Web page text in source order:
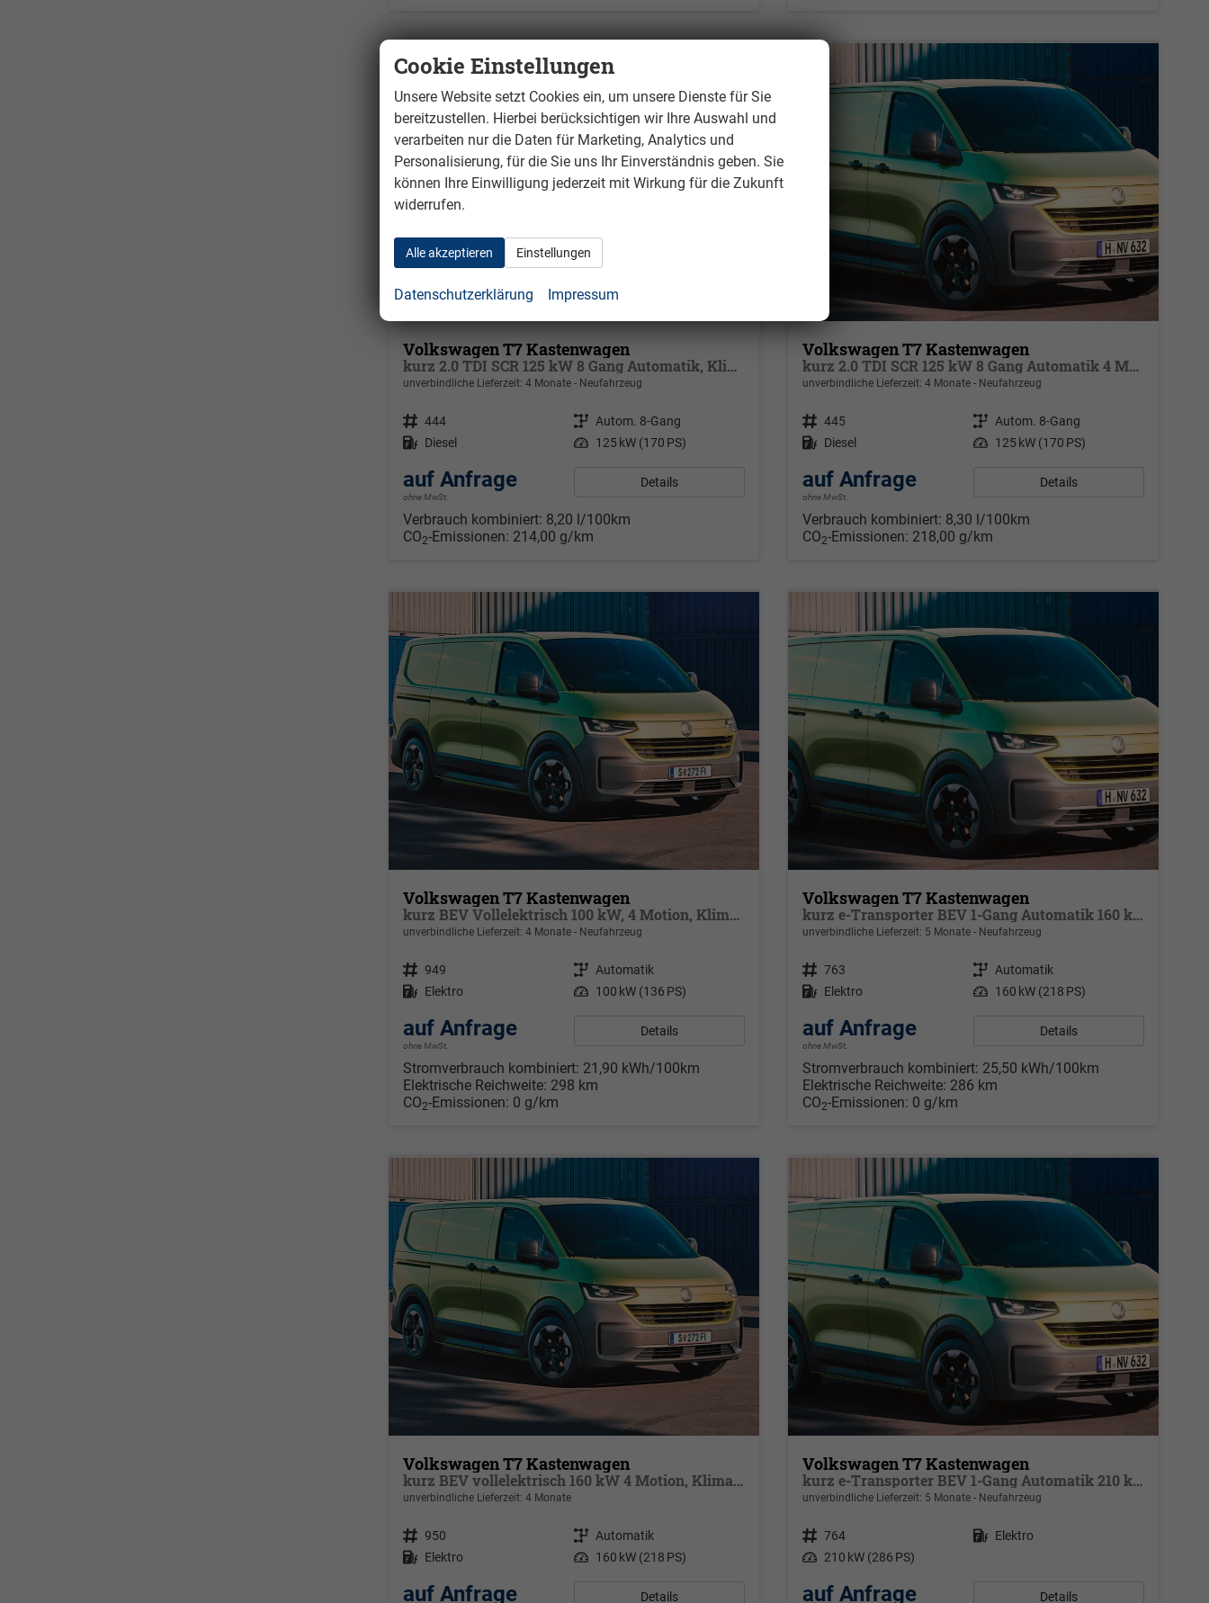
Volkswagen T7 Kastenwagen
kurz 2.0 TDI SCR 125 kW 8 Gang Automatik, Klima, 70 Liter Tank, Außenspiegel elektrisch klappbar, Fahrerassistenzpaket
unverbindliche Lieferzeit: 4 Monate Neufahrzeug
Fahrzeugnr. 444 Getriebe Autom. 8-Gang
Kraftstoff Diesel Leistung 125 kW (170 PS)
auf Anfrage
ohne MwSt.
Details
Verbrauch kombiniert: 8,20 l/100km
CO2-Emissionen: 214,00 g/km
Volkswagen T7 Kastenwagen
kurz 2.0 TDI SCR 125 kW 8 Gang Automatik 4 Motion, Klima, 70 L Tank, Außenspiegel elektrisch klappbar, Fahrerassistenzpaket
unverbindliche Lieferzeit: 4 Monate Neufahrzeug
Fahrzeugnr. 445 Getriebe Autom. 8-Gang
Kraftstoff Diesel Leistung 125 kW (170 PS)
auf Anfrage
ohne MwSt.
Details
Verbrauch kombiniert: 8,30 l/100km
CO2-Emissionen: 218,00 g/km
Volkswagen T7 Kastenwagen
kurz BEV Vollelektrisch 100 kW, 4 Motion, Klimaautomatik für 1 Zone, Außenspiegel elektrisch klappbar, Batterie 70 kWh netto
unverbindliche Lieferzeit: 4 Monate Neufahrzeug
Fahrzeugnr. 949 Getriebe Automatik
Kraftstoff Elektro Leistung 100 kW (136 PS)
auf Anfrage
ohne MwSt.
Details
Stromverbrauch kombiniert: 21,90 kWh/100km
Elektrische Reichweite: 298 km
CO2-Emissionen: 0 g/km
Volkswagen T7 Kastenwagen
kurz e-Transporter BEV 1-Gang Automatik 160 kW, Klimaautomatik für 1 Zone, Außenspiegel elektr. klappbar, Ladekabel 5 m Mode 3 Typ 2 31 A mit Tasche
unverbindliche Lieferzeit: 5 Monate Neufahrzeug
Fahrzeugnr. 763 Getriebe Automatik
Kraftstoff Elektro Leistung 160 kW (218 PS)
auf Anfrage
ohne MwSt.
Details
Stromverbrauch kombiniert: 25,50 kWh/100km
Elektrische Reichweite: 286 km
CO2-Emissionen: 0 g/km
Volkswagen T7 Kastenwagen
kurz BEV vollelektrisch 160 kW 4 Motion, Klimaautomatik für 1 Zone, Außenspiegel elektrisch klappbar, Batterie 70 kWh netto
unverbindliche Lieferzeit: 4 Monate
Fahrzeugnr. 950 Getriebe Automatik
Kraftstoff Elektro Leistung 160 kW (218 PS)
auf Anfrage Details
Volkswagen T7 Kastenwagen
kurz e-Transporter BEV 1-Gang Automatik 210 kW, Klimaautomatik für 1 Zone, Außenspiegel elektr. klappbar, Ladekabel 5 m Mode 3 Typ 2 31 A mit Tasche
unverbindliche Lieferzeit: 5 Monate Neufahrzeug
Fahrzeugnr. 764 Kraftstoff Elektro
Leistung 210 kW (286 PS)
auf Anfrage Details
Cookie Einstellungen
Unsere Website setzt Cookies ein, um unsere Dienste für Sie
bereitzustellen. Hierbei berücksichtigen wir Ihre Auswahl und
verarbeiten nur die Daten für Marketing, Analytics und
Personalisierung, für die Sie uns Ihr Einverständnis geben. Sie
können Ihre Einwilligung jederzeit mit Wirkung für die Zukunft
widerrufen.
Alle akzeptieren Einstellungen
Datenschutzerklärung Impressum